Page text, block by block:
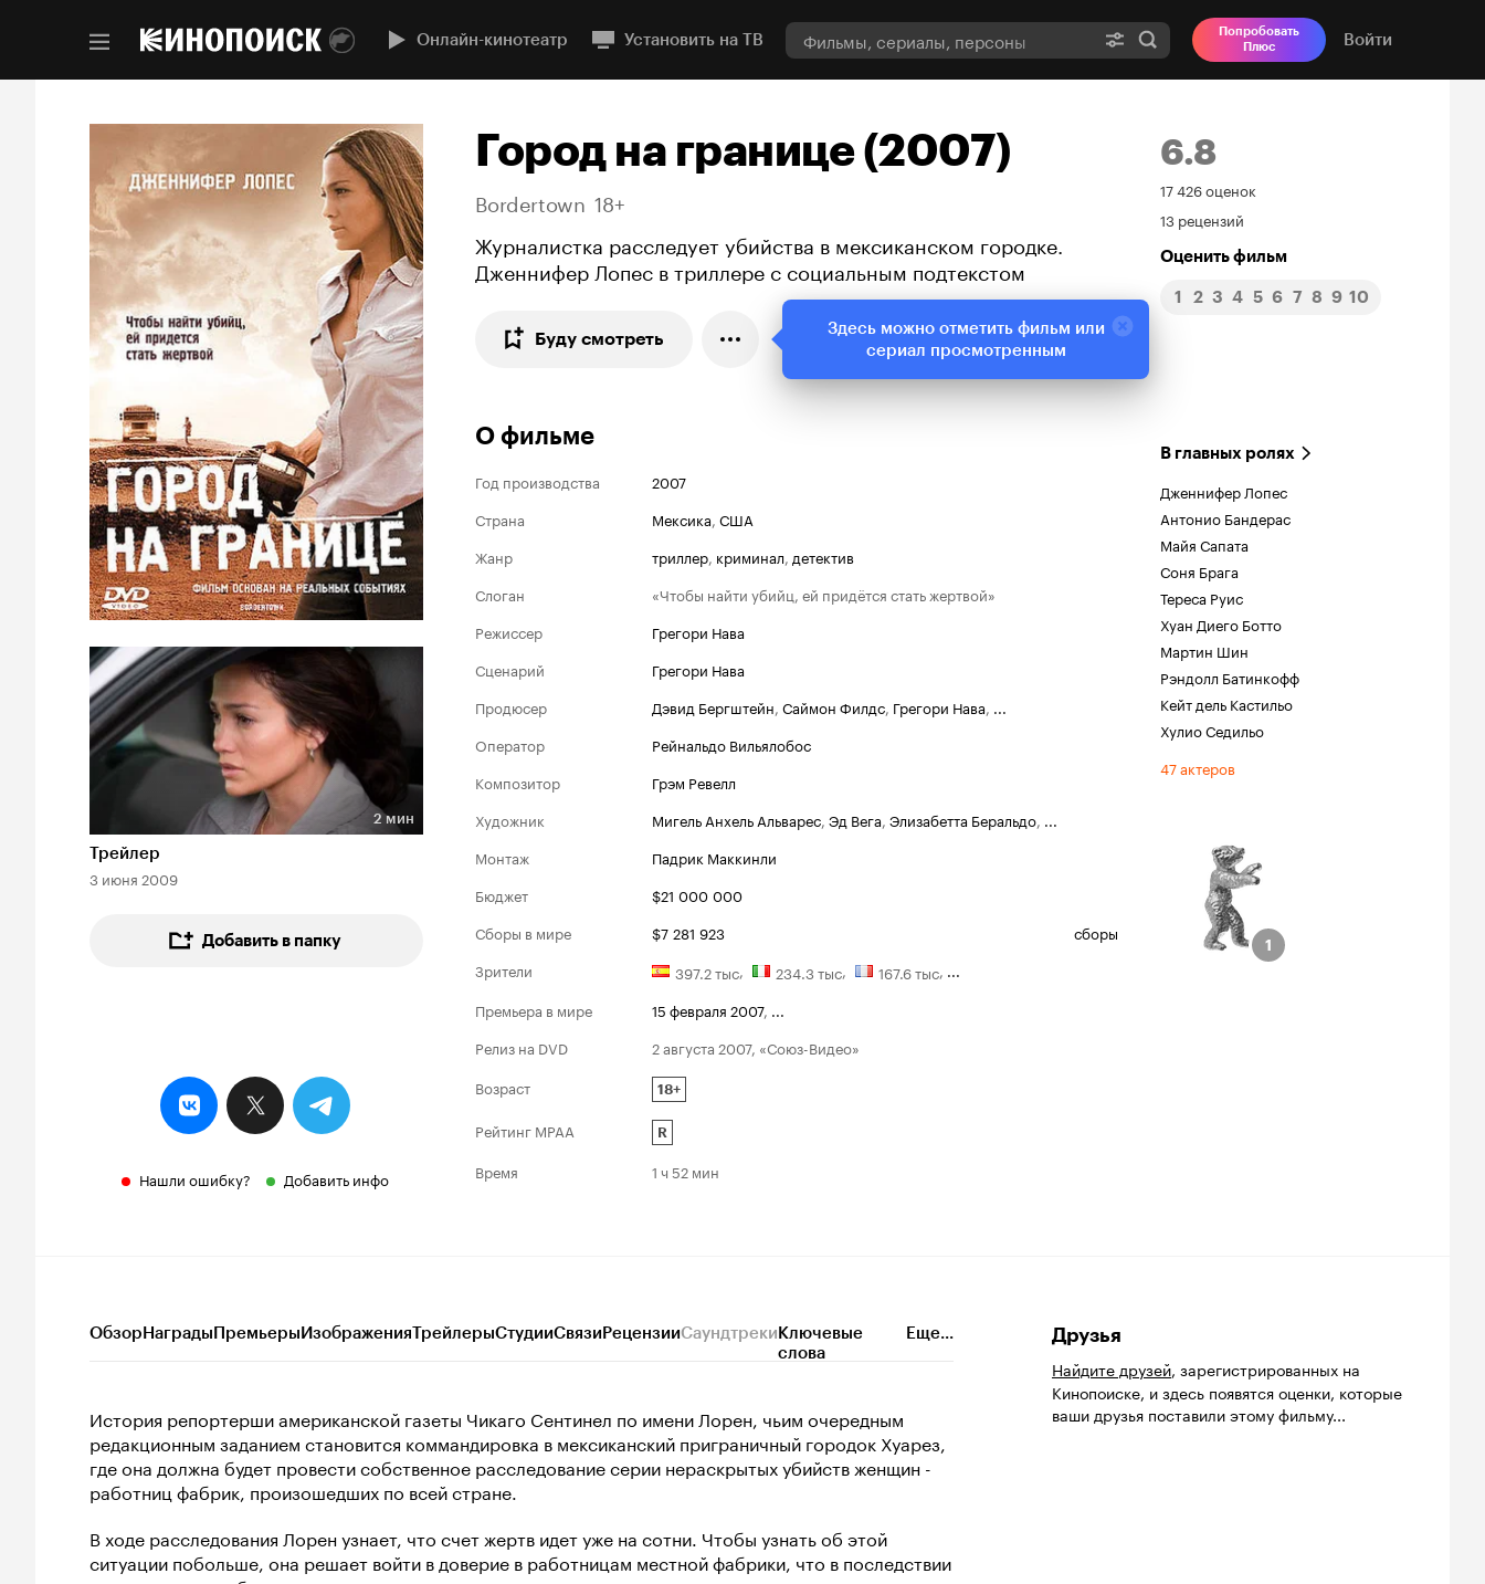
Онлайн-кинотеатр Установить на ТВ
Попробовать
Плюс
Войти
Длительность 2 мин
2 мин
Трейлер
3 июня 2009
Добавить в папку
Нашли ошибку? Добавить инфо
Город на границе (2007)
Bordertown 18+
Журналистка расследует убийства в мексиканском городке.
Дженнифер Лопес в триллере с социальным подтекстом
Буду смотреть
6.8
Рейтинг
Кинопоиска
6.8
17 426 оценок
13 рецензий
Оценить фильм
1 2 3 4 5 6 7 8 9 10
О фильме
Год производства
2007
Страна
Мексика, США
Жанр
триллер, криминал, детектив
Слоган
«Чтобы найти убийц, ей придётся стать жертвой»
Режиссер
Грегори Нава
Сценарий
Грегори Нава
Продюсер
Дэвид Бергштейн, Саймон Филдс, Грегори Нава, ...
Оператор
Рейнальдо Вильялобос
Композитор
Грэм Ревелл
Художник
Мигель Анхель Альварес, Эд Вега, Элизабетта Беральдо, ...
Монтаж
Падрик Маккинли
Бюджет
$21 000 000
Сборы в мире
$7 281 923
сборы
Зрители
397.2 тыс, 234.3 тыс, 167.6 тыс, ...
Премьера в мире
15 февраля 2007,
Релиз на DVD
2 августа 2007, «Союз-Видео»
Возраст
18+
Рейтинг MPAA R
Время 1 ч 52 мин
В главных ролях
Дженнифер Лопес
Антонио Бандерас
Майя Сапата
Соня Брага
Тереса Руис
Хуан Диего Ботто
Мартин Шин
Рэндолл Батинкофф
Кейт дель Кастильо
Хулио Седильо
47 актеров
1
1
ОбзорНаградыПремьерыИзображенияТрейлерыСтудииСвязиРецензииСаундтрекиКлючевые
слова
Еще...
История репортерши американской газеты Чикаго Сентинел по имени Лорен, чьим очередным
редакционным заданием становится коммандировка в мексиканский приграничный городок Хуарез,
где она должна будет провести собственное расследование серии нераскрытых убийств женщин -
работниц фабрик, произошедших по всей стране.
В ходе расследования Лорен узнает, что счет жертв идет уже на сотни. Чтобы узнать об этой
ситуации побольше, она решает войти в доверие в работницам местной фабрики, что в последствии
Друзья
Найдите друзей, зарегистрированных на
Кинопоиске, и здесь появятся оценки, которые
ваши друзья поставили этому фильму...
Здесь можно отметить фильм или
сериал просмотренным